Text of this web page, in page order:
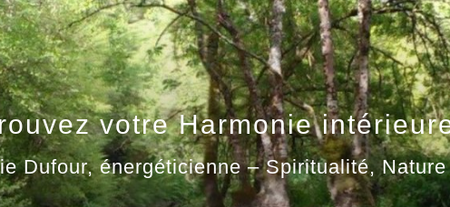
votre Harmonie
Dufour, énergéticienne – Spiritualité,